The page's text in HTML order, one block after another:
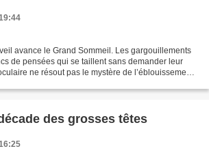
avance le Grand Sommeil. Les gargouillements
de pensées qui se taillent sans demander leur
ne résout pas le mystère de l’éblouissement.
des grosses têtes